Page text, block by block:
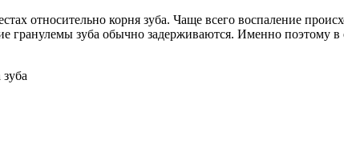
относительно корня зуба. Чаще всего воспаление
гранулемы зуба обычно задерживаются. Именно поэтому в